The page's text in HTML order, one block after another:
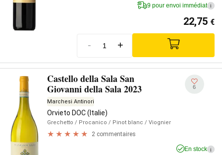
9 pour envoi immédiat i
22,75 €
- +
Castello della Sala San
Giovanni della Sala 2023
Marchesi Antinori
Orvieto DOC (Italie)
Grechetto / Procanico / Pinot blanc / Viognier
2 commentaires
6
En stock i